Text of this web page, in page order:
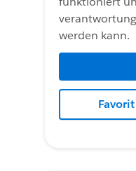
werden kann.
Favorit